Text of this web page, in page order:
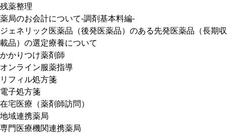
残薬整理
薬局のお会計について-調剤基本料編-
ジェネリック医薬品（後発医薬品）のある先発医薬品（長期収
載品）の選定療養について
かかりつけ薬剤師
オンライン服薬指導
リフィル処方箋
電子処方箋
在宅医療（薬剤師訪問）
地域連携薬局
専門医療機関連携薬局